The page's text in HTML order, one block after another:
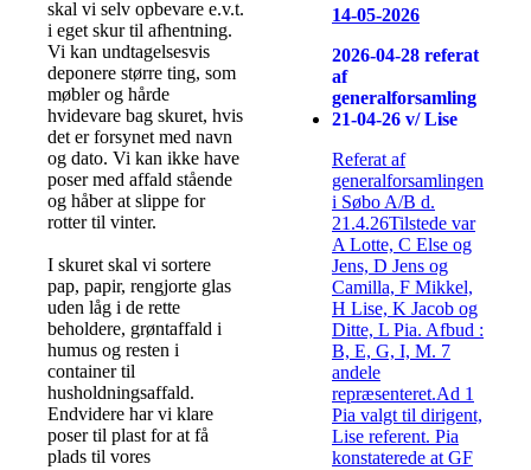
skal vi selv opbevare e.v.t.
i eget skur til afhentning.
Vi kan undtagelsesvis
deponere større ting, som
møbler og hårde
hvidevare bag skuret, hvis
det er forsynet med navn
og dato. Vi kan ikke have
poser med affald stående
og håber at slippe for
rotter til vinter.
I skuret skal vi sortere
pap, papir, rengjorte glas
uden låg i de rette
beholdere, grøntaffald i
humus og resten i
container til
husholdningsaffald.
Endvidere har vi klare
poser til plast for at få
plads til vores
14-05-2026
2026-04-28 referat
af
generalforsamling
21-04-26 v/ Lise
Referat af
generalforsamlingen
i Søbo A/B d.
21.4.26Tilstede var
A Lotte, C Else og
Jens, D Jens og
Camilla, F Mikkel,
H Lise, K Jacob og
Ditte, L Pia. Afbud :
B, E, G, I, M. 7
andele
repræsenteret.Ad 1
Pia valgt til dirigent,
Lise referent. Pia
konstaterede at GF